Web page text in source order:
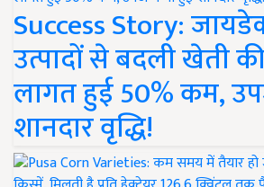
Success Story:
उत्पादों से बदली खेती
लागत हुई 50% कम,
शानदार वृद्धि!